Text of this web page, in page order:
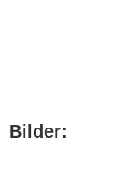
Bilder: